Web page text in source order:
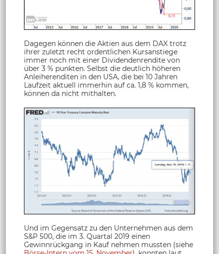
Dagegen können die Aktien aus dem DAX trotz
ihrer zuletzt recht ordentlichen Kursanstiege
immer noch mit einer Dividendenrendite von
über 3 % punkten. Selbst die deutlich höheren
Anleiherenditen in den USA, die bei 10 Jahren
Laufzeit aktuell immerhin auf ca. 1,8 % kommen,
können da nicht mithalten.
Und im Gegensatz zu den Unternehmen aus dem
S&P 500, die im 3. Quartal 2019 einen
Gewinnrückgang in Kauf nehmen mussten (siehe